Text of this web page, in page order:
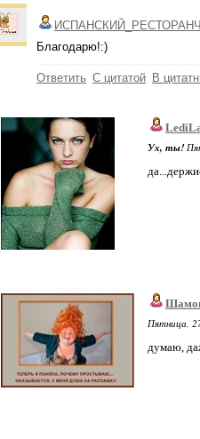
Благодарю!:)
Ответить С цитатой В
Ух, ты!
Пятница,
думаю,